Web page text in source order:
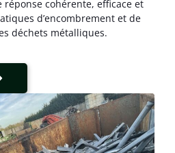
réponse cohérente, efficace et
d’encombrement et de
déchets métalliques.